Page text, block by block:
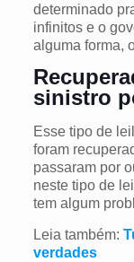
determinado
infinitos e o
alguma forma,
sinistro
Esse tipo de
foram
passaram por
neste tipo de
tem algum
Leia também:
verdades